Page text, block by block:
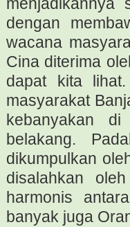
dengan
wacana
Cina diterima
dapat kita
masyarakat
kebanyakan
belakang.
dikumpulkan
disalahkan oleh
harmonis
banyak juga